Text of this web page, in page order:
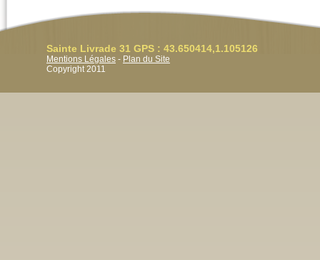
Sainte Livrade 31 GPS : 43.650414,1.105126
Mentions Légales - Plan du Site
Copyright 2011